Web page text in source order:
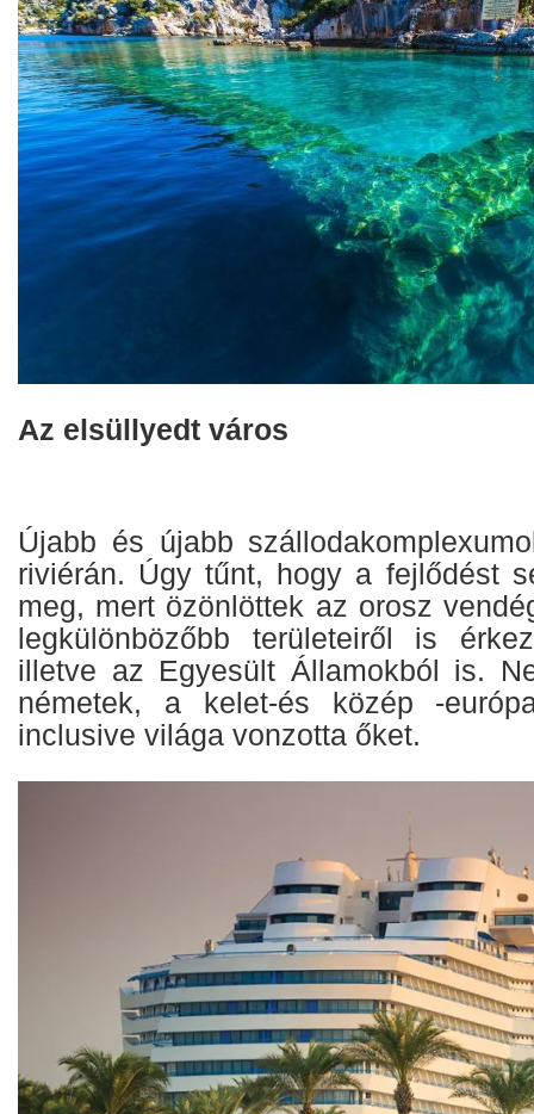
Az elsüllyedt város
Újabb és újabb
riviérán. Úgy tűnt, hogy a fejlődést
meg, mert özönlöttek az orosz
legkülönbözőbb területeiről is
illetve az Egyesült Államokból is.
németek, a kelet-és közép -
inclusive világa vonzotta őket.